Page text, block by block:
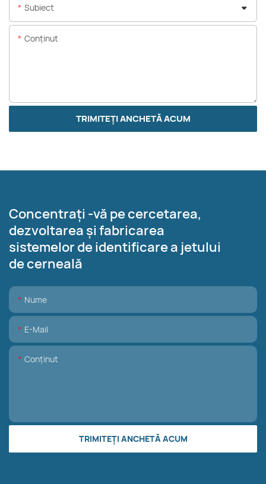
Subiect
Conţinut
TRIMITEȚI ANCHETĂ ACUM
Concentrați -vă pe cercetarea,
dezvoltarea și fabricarea
sistemelor de identificare a jetului
de cerneală
Nume
E-Mail
Conţinut
TRIMITEȚI ANCHETĂ ACUM